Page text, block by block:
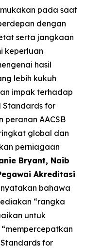
pada saat
dengan
serta jangkaan
keperluan
hasil
lebih kukuh
impak terhadap
Standards for
peranan AACSB
global dan
perniagaan
Bryant, Naib
Akreditasi
bahawa
“rangka
untuk
for